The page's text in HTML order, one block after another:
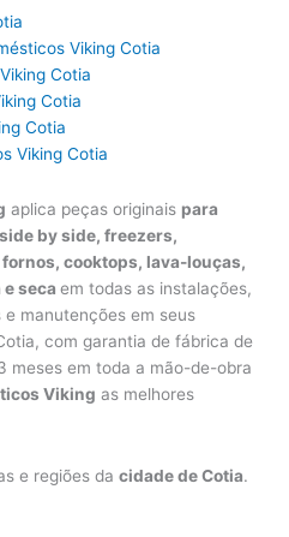
Viking Cotia
Cotia
Cotia
Cotia
Viking Cotia
aplica peças originais para
by side, freezers,
cooktops, lava-louças,
e secaem todas as instalações,
manutenções em seus
com garantia de fábrica de
meses em toda a mão-de-obra
Viking as melhores
e regiões dacidade de Cotia.